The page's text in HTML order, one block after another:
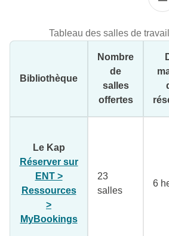
Ce tableau présente, pour chaque
Tableau des salles de
Bibliothèque
Nombre
de
salles
offertes
Le Kap
Réserver sur
ENT >
Ressources
>
MyBookings(lien externe)
23
salles
6